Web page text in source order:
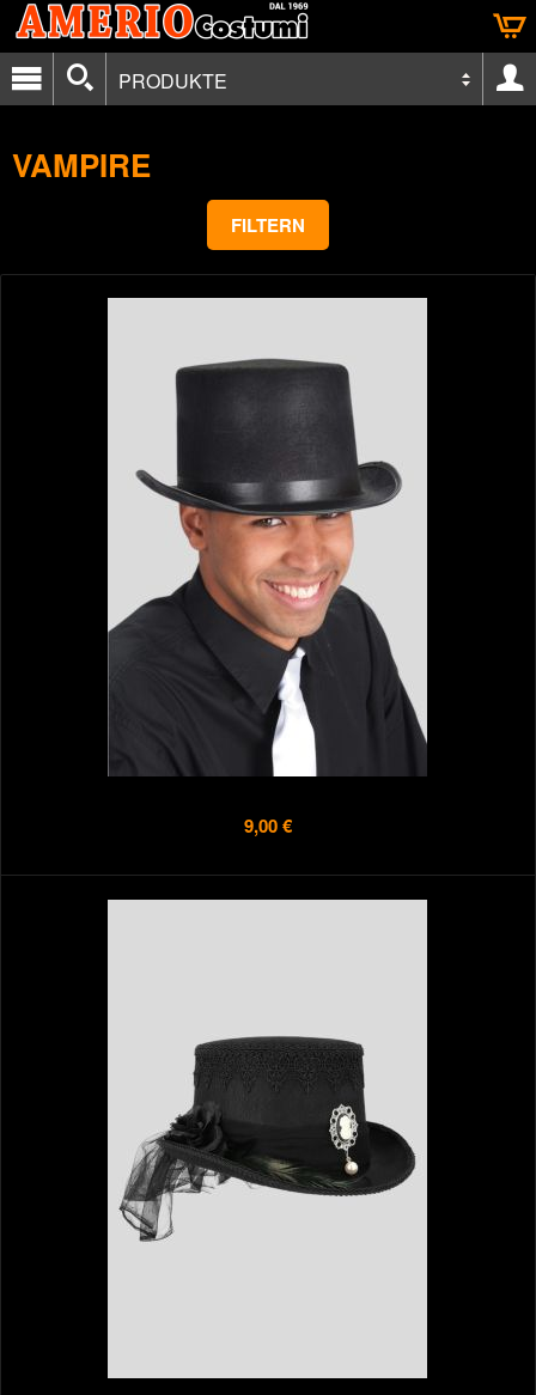
PRODUKTE
VAMPIRE
FILTERN
9,00 €